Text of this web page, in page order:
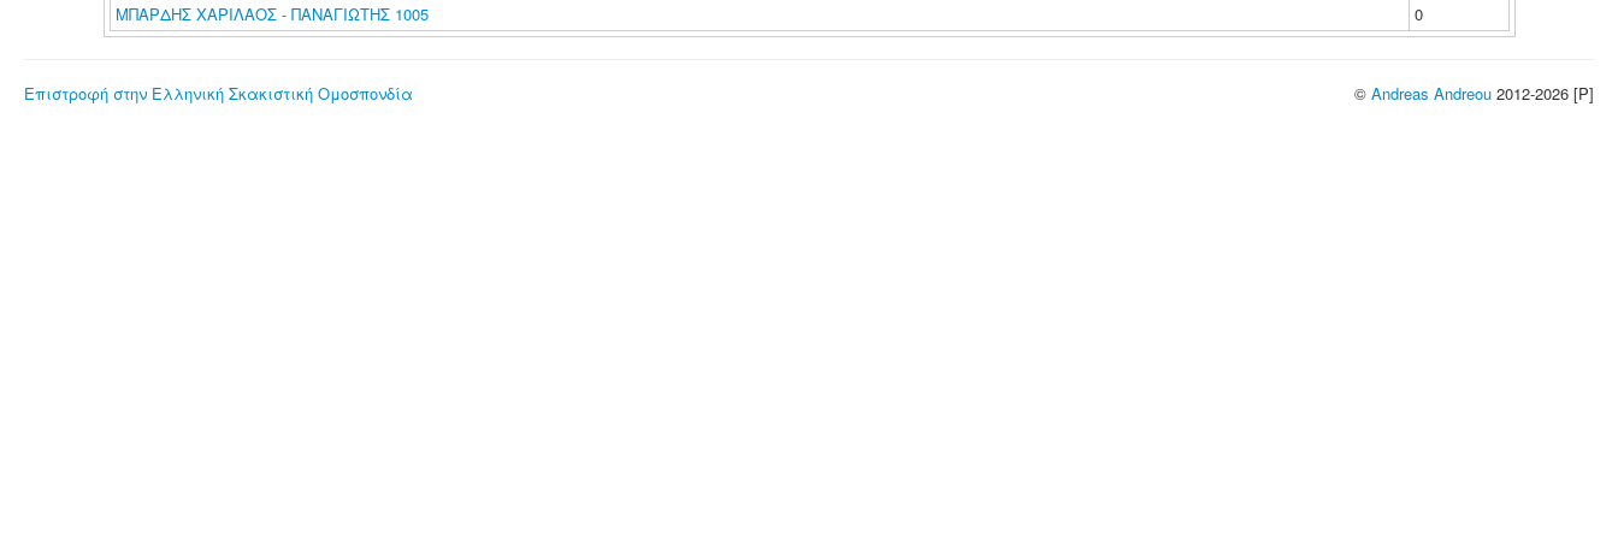
ΜΠΑΡΔΗΣ ΧΑΡΙΛΑΟΣ - ΠΑΝΑΓΙΩΤΗΣ 1005 0
Επιστροφή στην Ελληνική Σκακιστική Ομοσπονδία © Andreas Andreou 2012-2026 [P]